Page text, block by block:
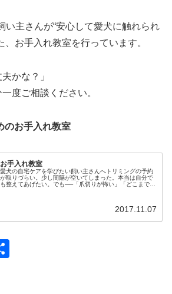
い主さんが“安心して愛犬に触れられ
、お手入れ教室を行っています。
かな？」
度ご相談ください。
のお手入れ教室
お手入れ教室
愛犬の自宅ケアを学びたい飼い主さんへトリミングの予約
が取りづらい。少し間隔が空いてしまった。本当は自分で
も整えてあげたい。でも──「爪切りが怖い」「どこまで切
2017.11.07